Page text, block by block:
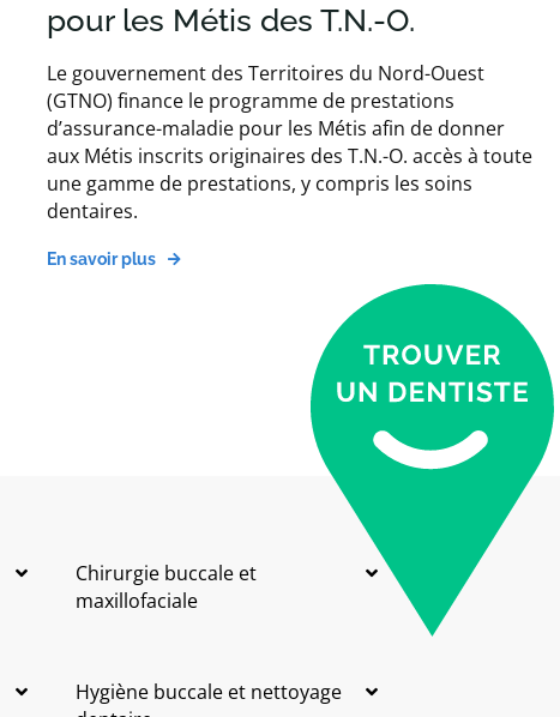
pour les Métis des T.N.-O.
Le gouvernement des Territoires du Nord-Ouest
(GTNO) finance le programme de prestations
d’assurance-maladie pour les Métis afin de donner
aux Métis inscrits originaires des T.N.-O. accès à toute
une gamme de prestations, y compris les soins
dentaires.
En savoir plus
Chirurgie buccale et
maxillofaciale
Hygiène buccale et nettoyage